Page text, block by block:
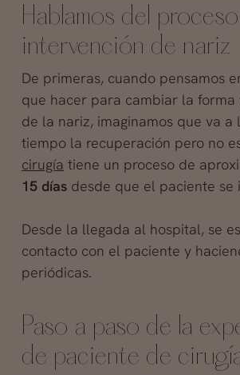
Hablamos del
intervención de nariz
De primeras, cuando pensamos
que hacer para cambiar la forma
de la nariz, imaginamos que va a
tiempo la recuperación pero no
cirugía tiene un proceso de
15 díasdesde que el paciente se
Desde la llegada al hospital, se
contacto con el paciente y
periódicas.
Paso a paso de la
de paciente de